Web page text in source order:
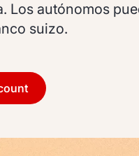
Los autónomos
suizo.